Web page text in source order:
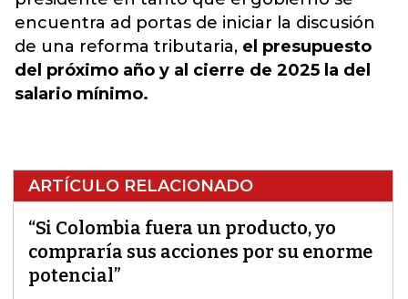
encuentra ad portas de iniciar la discusión
de una reforma tributaria, el presupuesto
del próximo año y al cierre de 2025 la del
salario mínimo.
ARTÍCULO RELACIONADO
“Si Colombia fuera un producto, yo
compraría sus acciones por su enorme
potencial”